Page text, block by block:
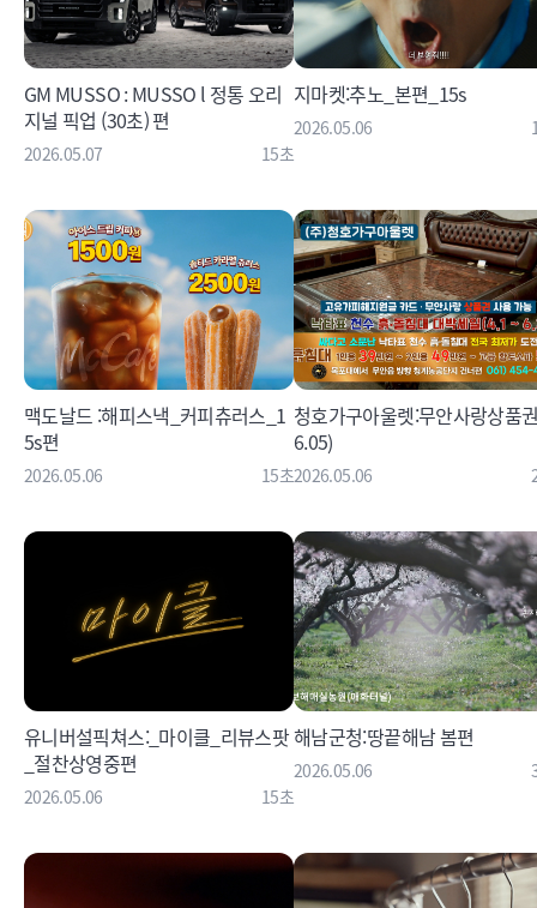
GM MUSSO : MUSSO l 정통 오리
지널 픽업 (30초) 편
2026.05.07 15초
지마켓:추노_본편_15s
2026.05.06
맥도날드 :해피스낵_커피츄러스_1
5s편
2026.05.06 15초
청호가구아울렛:무안사랑상품
6.05)
2026.05.06
유니버설픽쳐스:_마이클_리뷰스팟
_절찬상영중편
2026.05.06 15초
해남군청:땅끝해남 봄편
2026.05.06